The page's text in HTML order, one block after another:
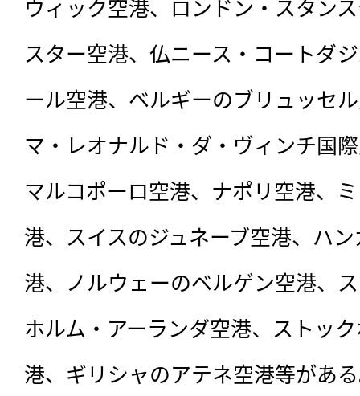
ウィック空港、ロンドン・スタン
スター空港、仏ニース・コートダ
ール空港、ベルギーのブリュッセ
マ・レオナルド・ダ・ヴィンチ国
マルコポーロ空港、ナポリ空港、
港、スイスのジュネーブ空港、ハ
港、ノルウェーのベルゲン空港、
ホルム・アーランダ空港、ストッ
港、ギリシャのアテネ空港等があ